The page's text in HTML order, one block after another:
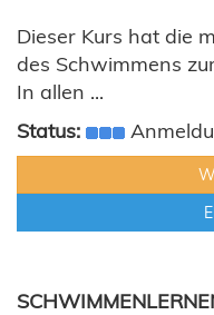
Dieser Kurs hat die
des Schwimmens
In allen ...
Status: